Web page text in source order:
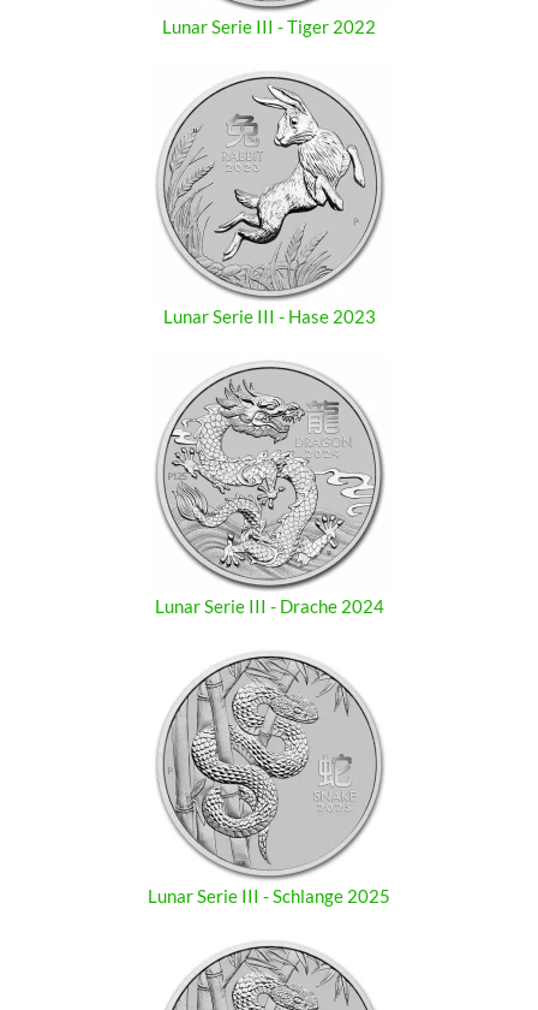
Lunar Serie III - Tiger 2022
Lunar Serie III - Hase 2023
Lunar Serie III - Drache 2024
Lunar Serie III - Schlange 2025